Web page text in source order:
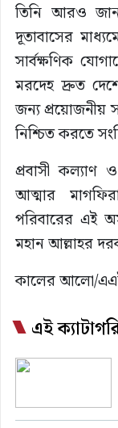
তিনি আরও
দূতাবাসের
সার্বক্ষণিক
মরদেহ দ্রুত
জন্য প্রয়োজনীয়
নিশ্চিত করতে
প্রবাসী কল্যাণ
আত্মার
পরিবারের এই
মহান আল্লাহর
কালের আলো/
এই